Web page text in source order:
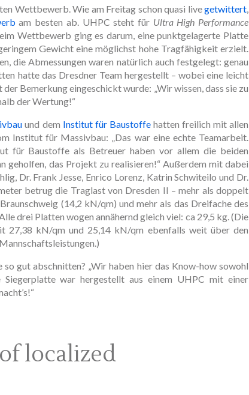
Wettbewerb. Wie am Freitag schon quasi livegetwittert
am besten ab. UHPC steht für Ultra High Performance
Wettbewerb ging es darum, eine punktgelagerte Platte
Gewicht eine möglichst hohe Tragfähigkeit erzielt.
die Abmessungen waren natürlich auch festgelegt: genau
hatte das Dresdner Team hergestellt – wobei eine leicht
Bemerkung eingeschickt wurde: „Wir wissen, dass sie zu
der Wertung!“
und dem Institut für Baustoffehatten freilich mit allen
Institut für Massivbau: „Das war eine echte Teamarbeit.
für Baustoffe als Betreuer haben vor allem die beiden
geholfen, das Projekt zu realisieren!“ Außerdem mit dabei
Dr. Frank Jesse, Enrico Lorenz, Katrin Schwiteilo und Dr.
betrug die Traglast von Dresden II – mehr als doppelt
(14,2 kN/qm) und mehr als das Dreifache des
drei Platten wogen annähernd gleich viel: ca 29,5 kg. (Die
27,38 kN/qm und 25,14 kN/qm ebenfalls weit über den
gut abschnitten? „Wir haben hier das Know-how sowohl
war hergestellt aus einem UHPC mit einer
localized